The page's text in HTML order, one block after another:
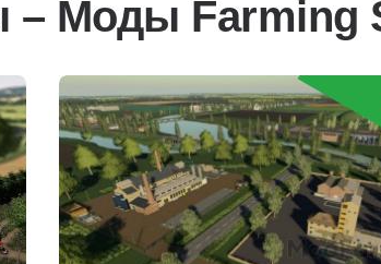
– Моды Farming